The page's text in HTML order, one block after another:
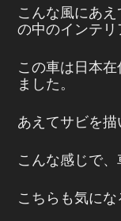
こんな風にあ
の中のインテリ
この車は日本
ました。
あえてサビを描
こんな感じで、
こちらも気にな